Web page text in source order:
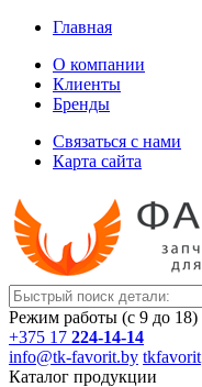
Главная
О компании
Клиенты
Бренды
Связаться с нами
Карта сайта
Режим работы (с 9 до 18)
+375 17 224-14-14
info@tk-favorit.by tkfavorit
Каталог продукции